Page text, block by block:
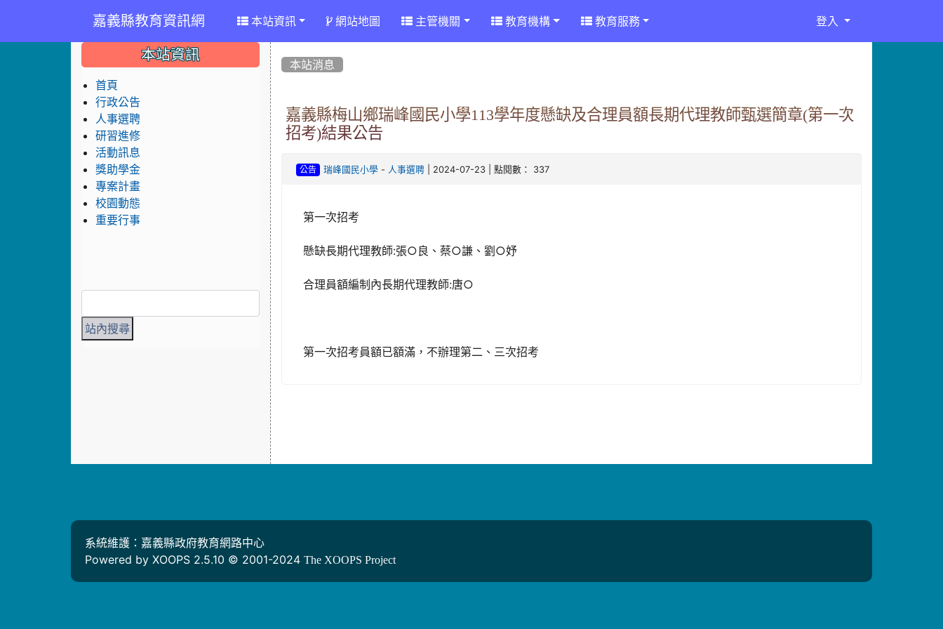
嘉義縣教育資訊網 本站資訊 網站地圖 主管機關 教育機構 教育服務 登入
本站消息
嘉義縣梅山鄉瑞峰國民小學113學年度懸缺及合理員額長期代理教師甄選簡章(第一次
招考)結果公告
公告 瑞峰國民小學 - 人事選聘 | 2024-07-23 | 點閱數： 337
第一次招考
懸缺長期代理教師:張○良、蔡○謙、劉○妤
合理員額編制內長期代理教師:唐○
第一次招考員額已額滿，不辦理第二、三次招考
::: 本站資訊
首頁
行政公告
人事選聘
研習進修
活動訊息
獎助學金
專案計畫
校園動態
重要行事
系統維護：嘉義縣政府教育網路中心
Powered by XOOPS 2.5.10 © 2001-2024 The XOOPS Project